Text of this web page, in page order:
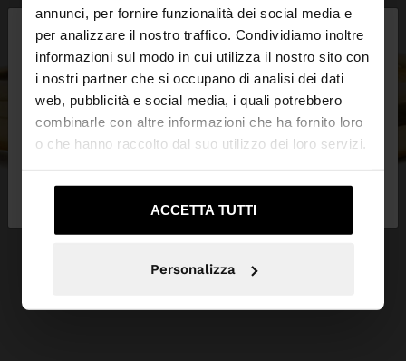
annunci, per fornire funzionalità dei social media e
per analizzare il nostro traffico. Condividiamo inoltre
informazioni sul modo in cui utilizza il nostro sito con
i nostri partner che si occupano di analisi dei dati
web, pubblicità e social media, i quali potrebbero
combinarle con altre informazioni che ha fornito loro
o che hanno raccolto dal suo utilizzo dei loro servizi.
ACCETTA TUTTI
Personalizza
ciao ×
Stai accedendo al sito da Svizzera. Vuoi navigare
sul nostro sito United States?